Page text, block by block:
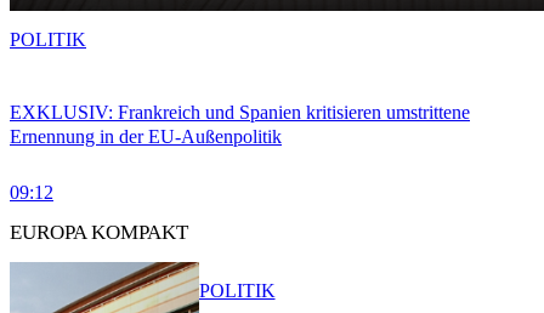
EXKLUSIV: Frankreich und Spanien kritisieren umstrittene
Ernennung in der EU-Außenpolitik
09:12
POLITIK
EUROPA KOMPAKT
POLITIK